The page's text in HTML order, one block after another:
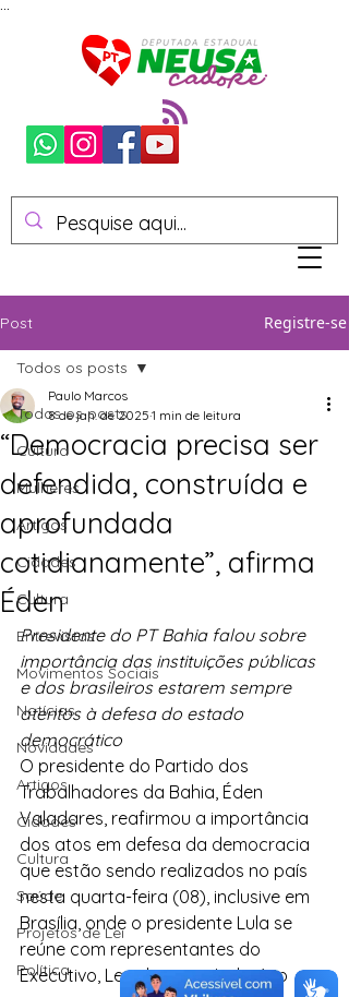
Post Registre-se
Todos os posts
Cultura
Mulheres
Artigos
Cidades
Cultura
Entrevistas
Movimentos Sociais
Notícias
Novidades
Artigos
Cidades
Cultura
Saúde
Projetos de Lei
Política
Todos os posts
“Democracia precisa ser
defendida, construída e
aprofundada
cotidianamente”, afirma
Éden
Paulo Marcos
8 de jan. de 2025 1 min de leitura
Presidente do PT Bahia falou sobre
importância das instituições públicas
e dos brasileiros estarem sempre
atentos à defesa do estado
democrático
O presidente do Partido dos
Trabalhadores da Bahia, Éden
Valadares, reafirmou a importância
dos atos em defesa da democracia
que estão sendo realizados no país
nesta quarta-feira (08), inclusive em
Brasília, onde o presidente Lula se
reúne com representantes do
Executivo, Legislativo e Judiciário